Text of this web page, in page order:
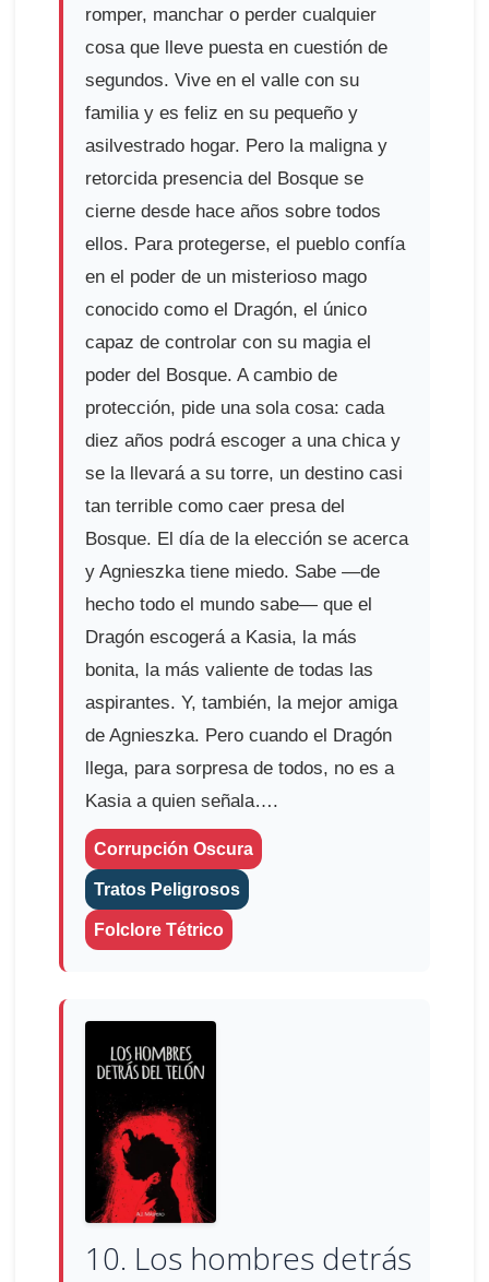
romper, manchar o perder cualquier
cosa que lleve puesta en cuestión de
segundos. Vive en el valle con su
familia y es feliz en su pequeño y
asilvestrado hogar. Pero la maligna y
retorcida presencia del Bosque se
cierne desde hace años sobre todos
ellos. Para protegerse, el pueblo confía
en el poder de un misterioso mago
conocido como el Dragón, el único
capaz de controlar con su magia el
poder del Bosque. A cambio de
protección, pide una sola cosa: cada
diez años podrá escoger a una chica y
se la llevará a su torre, un destino casi
tan terrible como caer presa del
Bosque. El día de la elección se acerca
y Agnieszka tiene miedo. Sabe —de
hecho todo el mundo sabe— que el
Dragón escogerá a Kasia, la más
bonita, la más valiente de todas las
aspirantes. Y, también, la mejor amiga
de Agnieszka. Pero cuando el Dragón
llega, para sorpresa de todos, no es a
Kasia a quien señala….
Corrupción Oscura
Tratos Peligrosos
Folclore Tétrico
10. Los hombres detrás